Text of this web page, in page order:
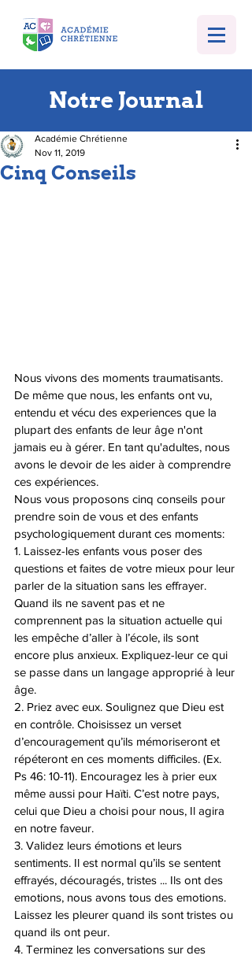
Notre Journal
Cinq Conseils
Académie Chrétienne
Nov 11, 2019
Nous vivons des moments traumatisants.
De même que nous, les enfants ont vu,
entendu et vécu des experiences que la
plupart des enfants de leur âge n'ont
jamais eu à gérer. En tant qu'adultes, nous
avons le devoir de les aider à comprendre
ces expériences.
Nous vous proposons cinq conseils pour
prendre soin de vous et des enfants
psychologiquement durant ces moments:
1. Laissez-les enfants vous poser des
questions et faites de votre mieux pour leur
parler de la situation sans les effrayer.
Quand ils ne savent pas et ne
comprennent pas la situation actuelle qui
les empêche d’aller à l’école, ils sont
encore plus anxieux. Expliquez-leur ce qui
se passe dans un langage approprié à leur
âge.
2. Priez avec eux. Soulignez que Dieu est
en contrôle. Choisissez un verset
d’encouragement qu’ils mémoriseront et
répéteront en ces moments difficiles. (Ex.
Ps 46: 10-11). Encouragez les à prier eux
même aussi pour Haïti. C’est notre pays,
celui que Dieu a choisi pour nous, Il agira
en notre faveur.
3. Validez leurs émotions et leurs
sentiments. Il est normal qu’ils se sentent
effrayés, découragés, tristes ... Ils ont des
emotions, nous avons tous des emotions.
Laissez les pleurer quand ils sont tristes ou
quand ils ont peur.
4. Terminez les conversations sur des